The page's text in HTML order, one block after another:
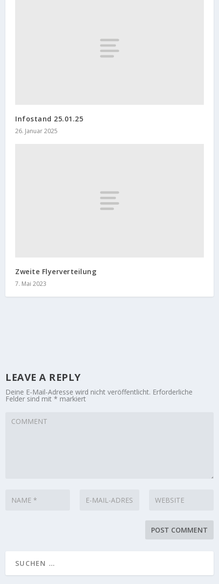
Infostand 25.01.25
26. Januar 2025
Zweite Flyerverteilung
7. Mai 2023
LEAVE A REPLY
Deine E-Mail-Adresse wird nicht veröffentlicht. Erforderliche
Felder sind mit* markiert